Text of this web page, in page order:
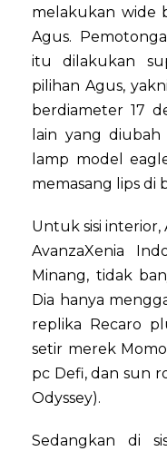
melakukan wide
Agus.
itu dilakukan
pilihan Agus,
berdiameter 17
lain yang
lamp model
memasang lips di
Untuk sisi
AvanzaXenia
Minang, tidak
Dia hanya
replika Recaro
setir merek
pc Defi, dan sun
Odyssey).
Sedangkan di